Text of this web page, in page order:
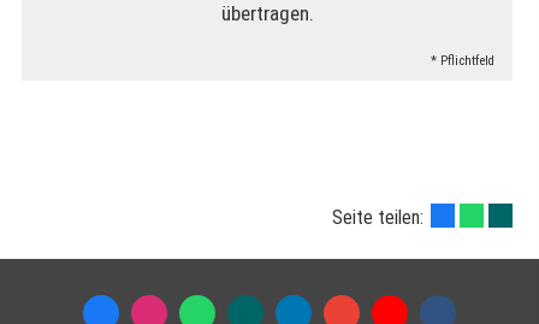
übertragen.
* Pflichtfeld
Seite teilen: